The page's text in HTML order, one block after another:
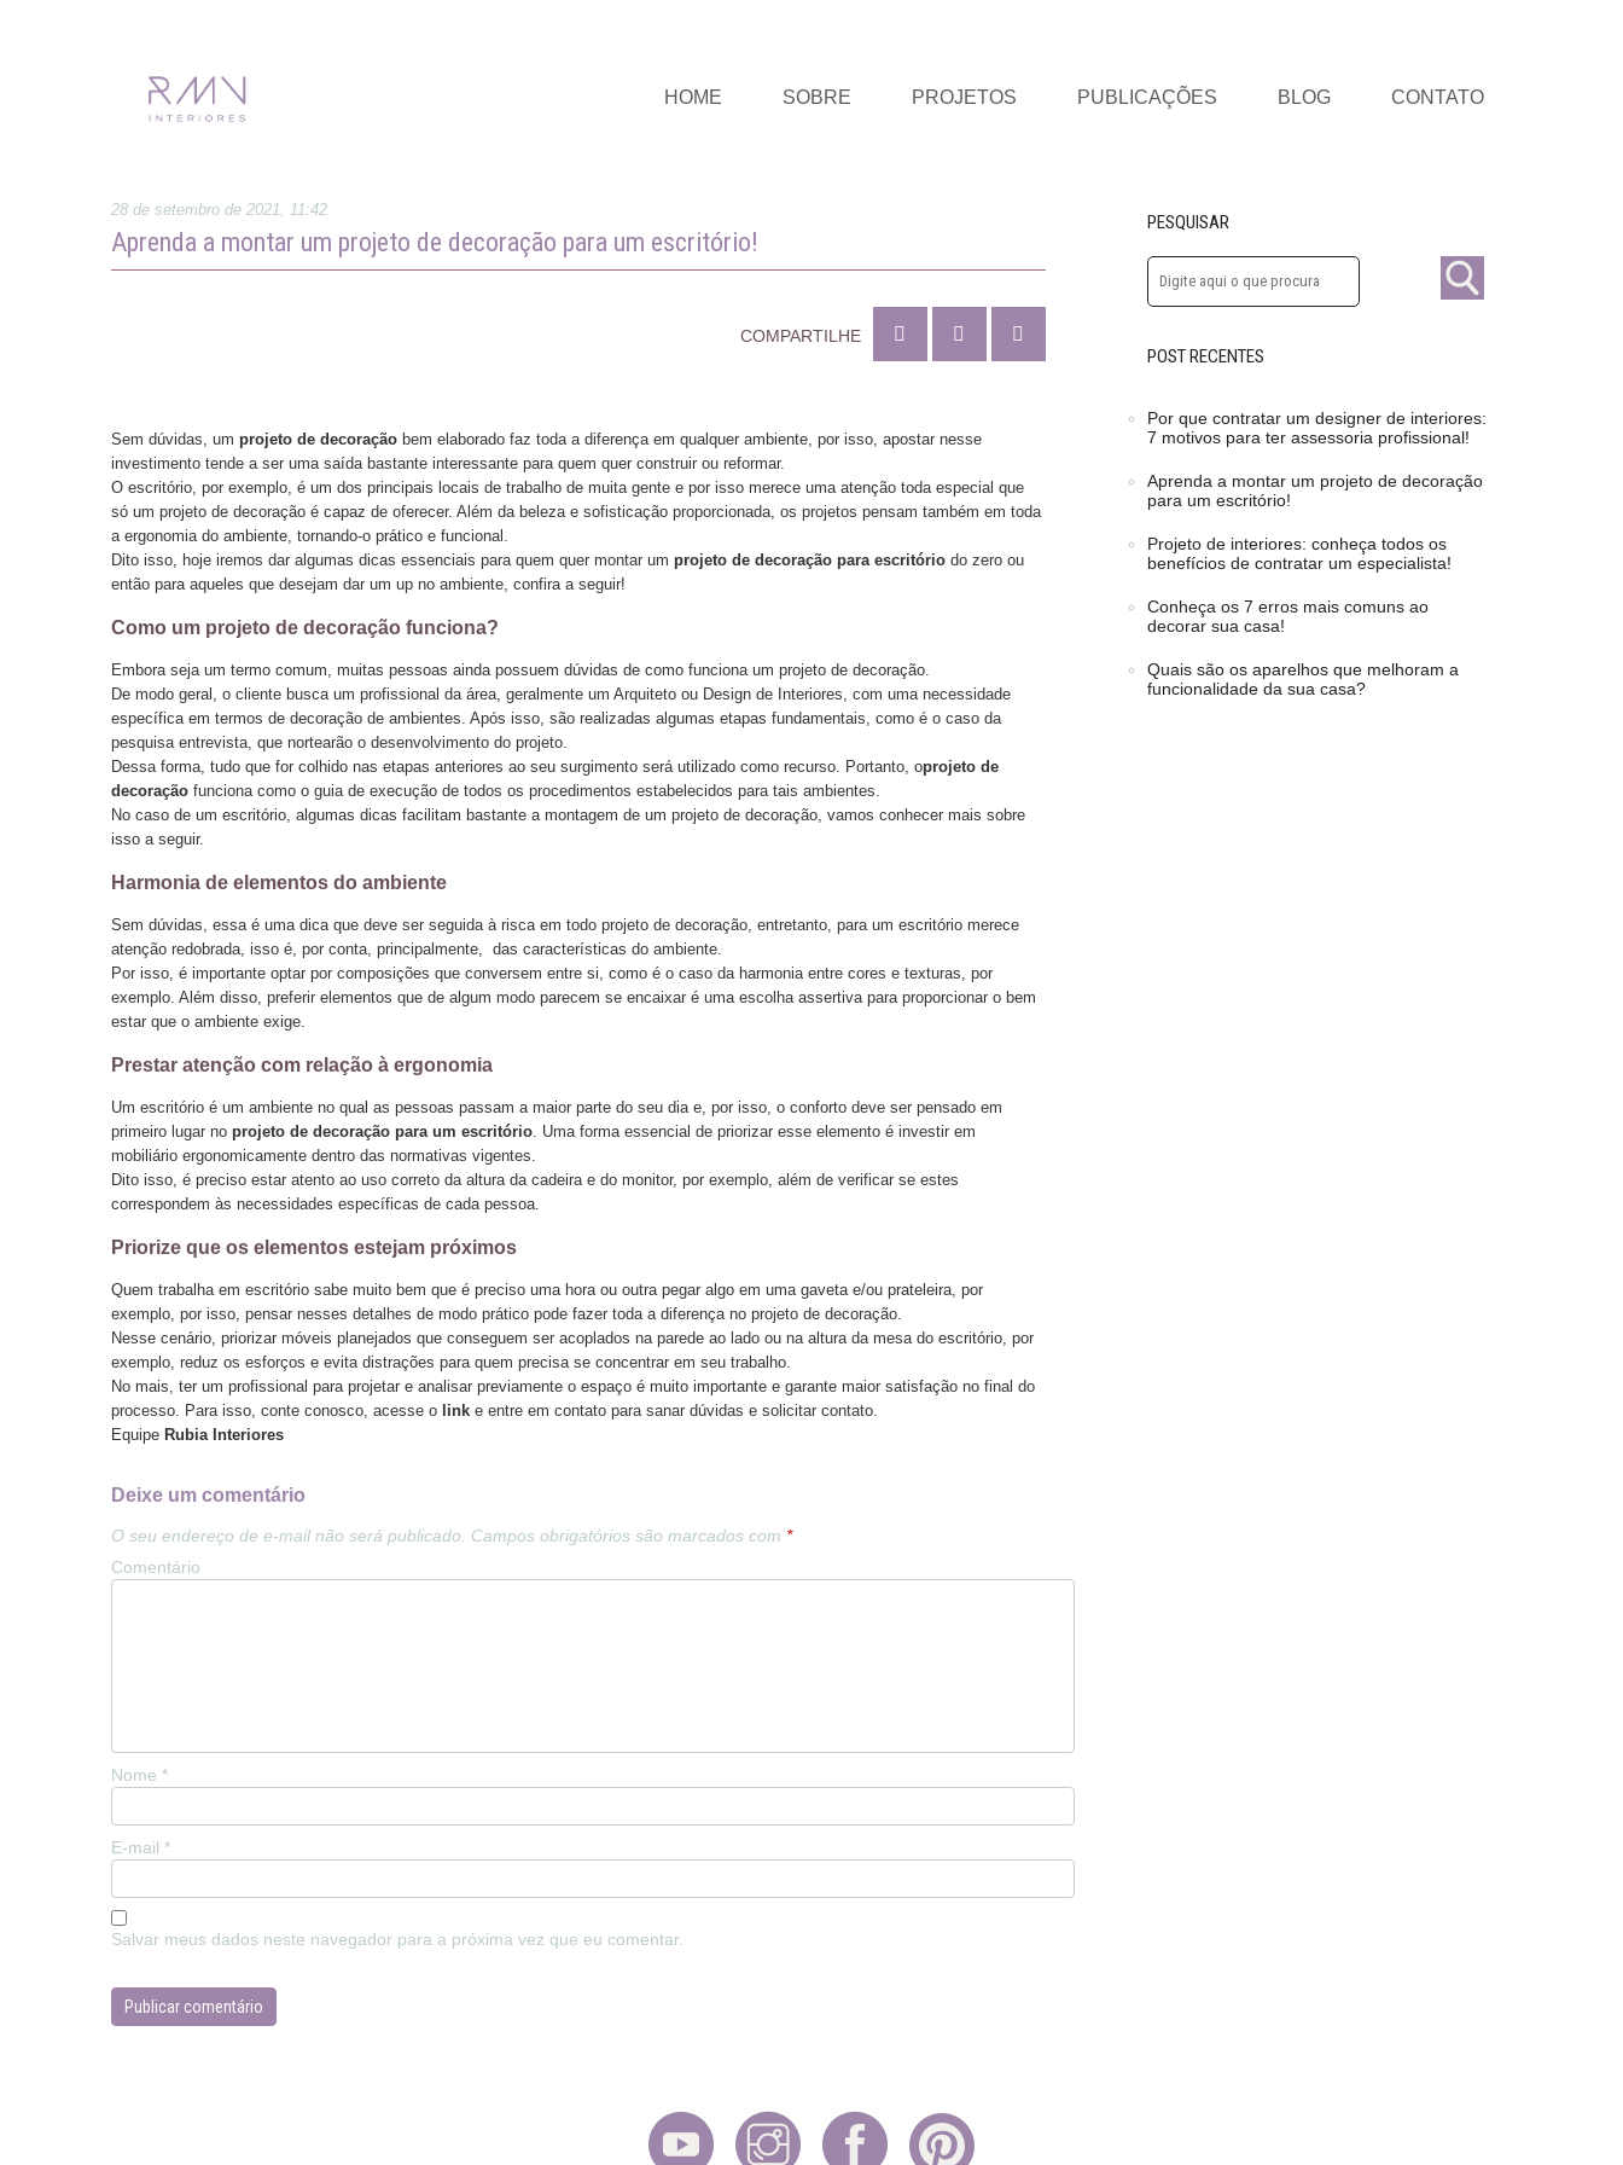
HOME SOBRE PROJETOS PUBLICAÇÕES BLOG CONTATO
28 de setembro de 2021, 11:42
Aprenda a montar um projeto de decoração para um escritório!
COMPARTILHE
Sem dúvidas, um projeto de decoração bem elaborado faz toda a diferença em qualquer ambiente, por isso, apostar nesse
investimento tende a ser uma saída bastante interessante para quem quer construir ou reformar.
O escritório, por exemplo, é um dos principais locais de trabalho de muita gente e por isso merece uma atenção toda especial que
só um projeto de decoração é capaz de oferecer. Além da beleza e sofisticação proporcionada, os projetos pensam também em toda
a ergonomia do ambiente, tornando-o prático e funcional.
Dito isso, hoje iremos dar algumas dicas essenciais para quem quer montar um projeto de decoração para escritório do zero ou
então para aqueles que desejam dar um up no ambiente, confira a seguir!
Como um projeto de decoração funciona?
Embora seja um termo comum, muitas pessoas ainda possuem dúvidas de como funciona um projeto de decoração.
De modo geral, o cliente busca um profissional da área, geralmente um Arquiteto ou Design de Interiores, com uma necessidade
específica em termos de decoração de ambientes. Após isso, são realizadas algumas etapas fundamentais, como é o caso da
pesquisa entrevista, que nortearão o desenvolvimento do projeto.
Dessa forma, tudo que for colhido nas etapas anteriores ao seu surgimento será utilizado como recurso. Portanto, oprojeto de
decoração funciona como o guia de execução de todos os procedimentos estabelecidos para tais ambientes.
No caso de um escritório, algumas dicas facilitam bastante a montagem de um projeto de decoração, vamos conhecer mais sobre
isso a seguir.
Harmonia de elementos do ambiente
Sem dúvidas, essa é uma dica que deve ser seguida à risca em todo projeto de decoração, entretanto, para um escritório merece
atenção redobrada, isso é, por conta, principalmente, das características do ambiente.
Por isso, é importante optar por composições que conversem entre si, como é o caso da harmonia entre cores e texturas, por
exemplo. Além disso, preferir elementos que de algum modo parecem se encaixar é uma escolha assertiva para proporcionar o bem
estar que o ambiente exige.
Prestar atenção com relação à ergonomia
Um escritório é um ambiente no qual as pessoas passam a maior parte do seu dia e, por isso, o conforto deve ser pensado em
primeiro lugar no projeto de decoração para um escritório. Uma forma essencial de priorizar esse elemento é investir em
mobiliário ergonomicamente dentro das normativas vigentes.
Dito isso, é preciso estar atento ao uso correto da altura da cadeira e do monitor, por exemplo, além de verificar se estes
correspondem às necessidades específicas de cada pessoa.
Priorize que os elementos estejam próximos
Quem trabalha em escritório sabe muito bem que é preciso uma hora ou outra pegar algo em uma gaveta e/ou prateleira, por
exemplo, por isso, pensar nesses detalhes de modo prático pode fazer toda a diferença no projeto de decoração.
Nesse cenário, priorizar móveis planejados que conseguem ser acoplados na parede ao lado ou na altura da mesa do escritório, por
exemplo, reduz os esforços e evita distrações para quem precisa se concentrar em seu trabalho.
No mais, ter um profissional para projetar e analisar previamente o espaço é muito importante e garante maior satisfação no final do
processo. Para isso, conte conosco, acesse o link e entre em contato para sanar dúvidas e solicitar contato.
Equipe Rubia Interiores
Deixe um comentário
O seu endereço de e-mail não será publicado. Campos obrigatórios são marcados com *
Comentário
Nome *
E-mail *
Salvar meus dados neste navegador para a próxima vez que eu comentar.
PESQUISAR
POST RECENTES
Por que contratar um designer de interiores:
7 motivos para ter assessoria profissional!
Aprenda a montar um projeto de decoração
para um escritório!
Projeto de interiores: conheça todos os
benefícios de contratar um especialista!
Conheça os 7 erros mais comuns ao
decorar sua casa!
Quais são os aparelhos que melhoram a
funcionalidade da sua casa?